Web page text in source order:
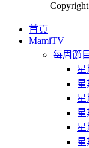
首頁
MamiTV
每周節目
星
星
星
星
星
星